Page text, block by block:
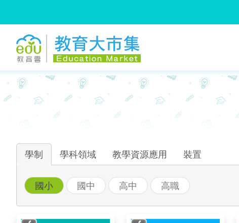
學制 學科領域 教學資源應用 裝置
國小 國中 高中 高職